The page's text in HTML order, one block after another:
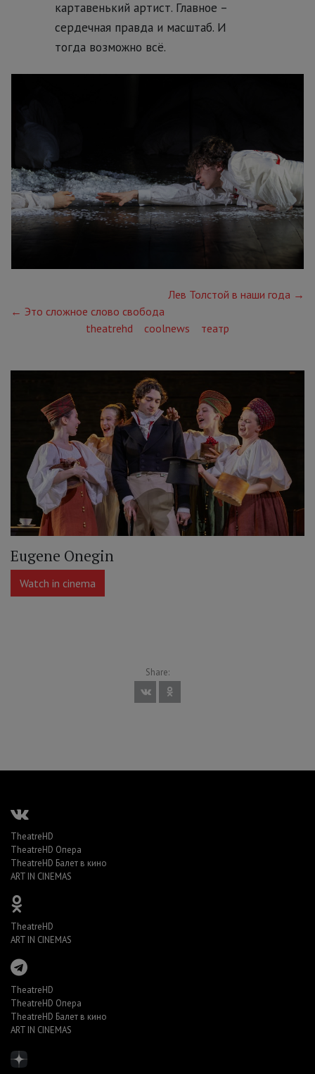
картавенький артист. Главное –
сердечная правда и масштаб. И
тогда возможно всё.
Лев Толстой в наши года →
← Это сложное слово свобода
theatrehd
coolnews театр
Eugene Onegin
Watch in cinema
Share:
TheatreHD
TheatreHD Опера
TheatreHD Балет в кино
ART IN CINEMAS
TheatreHD
ART IN CINEMAS
TheatreHD
TheatreHD Опера
TheatreHD Балет в кино
ART IN CINEMAS